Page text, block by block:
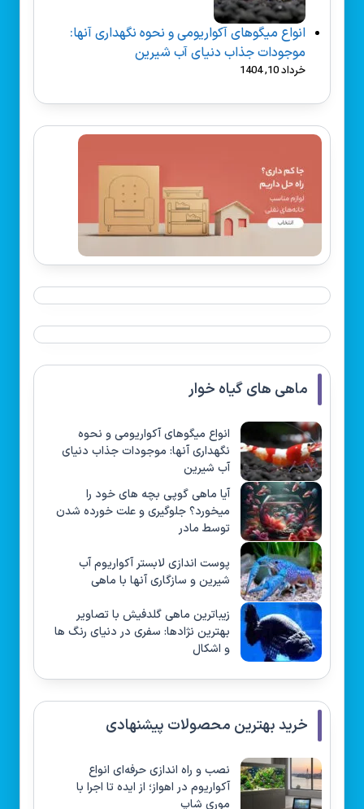
انواع میگوهای آکواریومی و نحوه نگهداری آنها:
موجودات جذاب دنیای آب شیرین
خرداد 10, 1404
ماهی های گیاه خوار
انواع میگوهای آکواریومی و نحوه
نگهداری آنها: موجودات جذاب دنیای
آب شیرین
آیا ماهی گوپی بچه های خود را
میخورد؟ جلوگیری و علت خورده شدن
توسط مادر
پوست اندازی لابستر آکواریوم آب
شیرین و سازگاری آنها با ماهی
زیباترین ماهی گلدفیش با تصاویر
بهترین نژادها: سفری در دنیای رنگ ها
و اشکال
خرید بهترین محصولات پیشنهادی
نصب و راه‌ اندازی حرفه‌ای انواع
آکواریوم در اهواز؛ از ایده تا اجرا با
موری شاپ